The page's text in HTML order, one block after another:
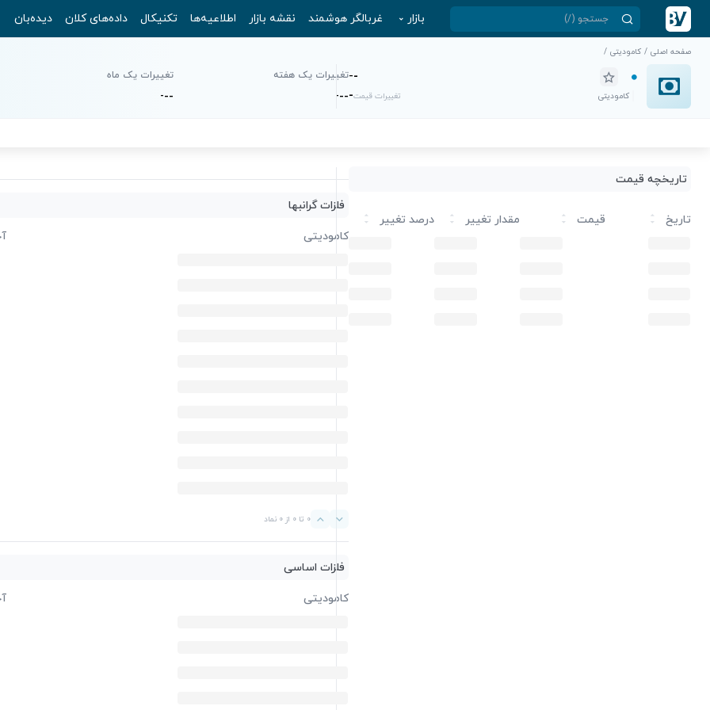
بازار غربالگر هوشمند نقشه بازار اطلاعیه‌ها تکنیکال داده‌های کلان دیده‌بان
صفحه اصلی / کامودیتی /
-
-
کامودیتی تغییرات قیمت-
تغییرات یک هفته
-
-
-
تغییرات یک ماه
-
-
-
تاریخچه قیمت
تاریخ قیمت مقدار تغییر درصد تغییر
فلزات گرانبها
کامودیتی
0 تا 0 از 0 نماد
فلزات اساسی
کامودیتی